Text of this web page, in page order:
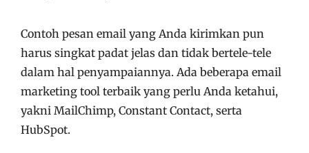
Contoh pesan email yang Anda kirimkan pun
harus singkat padat jelas dan tidak bertele-tele
dalam hal penyampaiannya. Ada beberapa email
marketing tool terbaik yang perlu Anda ketahui,
yakni MailChimp, Constant Contact, serta
HubSpot.